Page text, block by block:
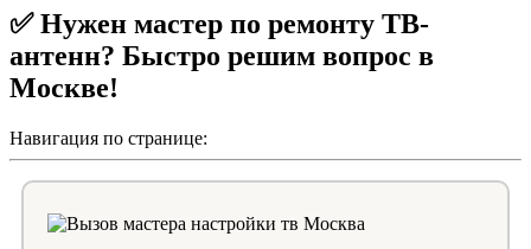
✅ Нужен мастер по ремонту ТВ-
антенн? Быстро решим вопрос в
Москве!
Навигация по странице: